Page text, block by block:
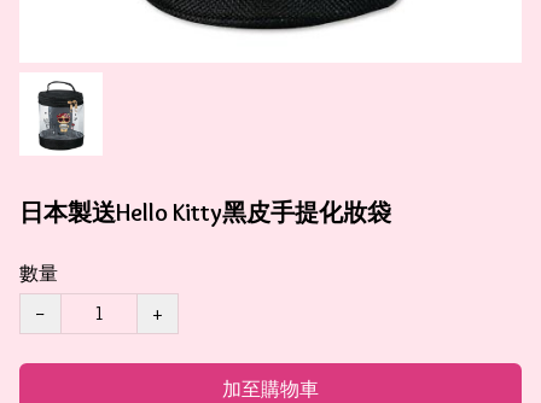
日本製送Hello Kitty黑皮手提化妝袋
數量
−
+
加至購物車